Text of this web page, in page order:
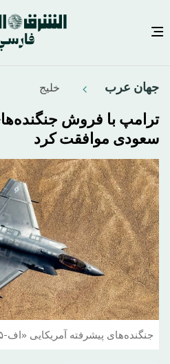
محتوای
اصلی
جهان عرب خليج
سعودی موافقت کرد
جنگنده‌های پیشرفته آمریکایی «اف-۳۵» (آرشیویی)